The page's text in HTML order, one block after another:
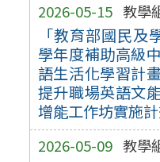
2026-05-15 教學
「教育部國民及
學年度補助高級
語生活化學習計
提升職場英語文
增能工作坊實施
2026-05-09 教學